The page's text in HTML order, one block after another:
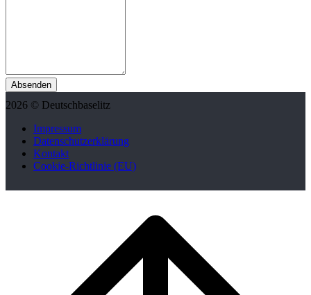
Absenden
2026 © Deutschbaselitz
Impressum
Datenschutzerklärung
Kontakt
Cookie-Richtlinie (EU)